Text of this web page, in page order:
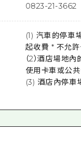
0823-21-3662
(1) 汽車的停車
起收費 * 不允許
（2）酒店場地
使用卡車或公共
(3) 酒店內停車